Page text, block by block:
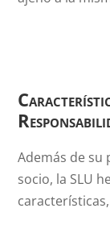
Además de su
socio, la SLU
características,